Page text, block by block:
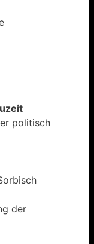
politisch
der